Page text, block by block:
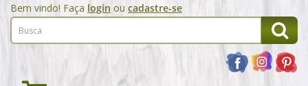
Bem vindo! Faça login ou cadastre-se